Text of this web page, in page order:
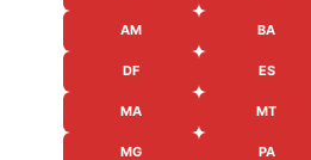
AM BA
DF ES
MA MT
MG PA